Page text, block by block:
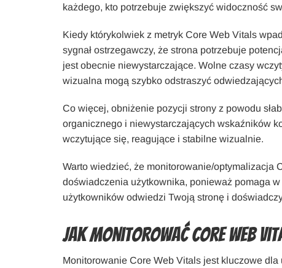
każdego, kto potrzebuje zwiększyć widoczność
Kiedy którykolwiek z metryk Core Web Vitals
sygnał ostrzegawczy, że strona potrzebuje
jest obecnie niewystarczające. Wolne czasy
wizualna mogą szybko odstraszyć
Co więcej, obniżenie pozycji strony z powodu
organicznego i niewystarczających wskaźników
wczytujące się, reagujące i stabilne wizualnie.
Warto wiedzieć, że monitorowanie/optymalizacja
doświadczenia użytkownika, ponieważ pomaga
użytkowników odwiedzi Twoją stronę i
Jak monitorować Core Web
Monitorowanie Core Web Vitals jest kluczowe